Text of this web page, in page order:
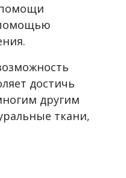
помощью
достичь
другим
ткани,